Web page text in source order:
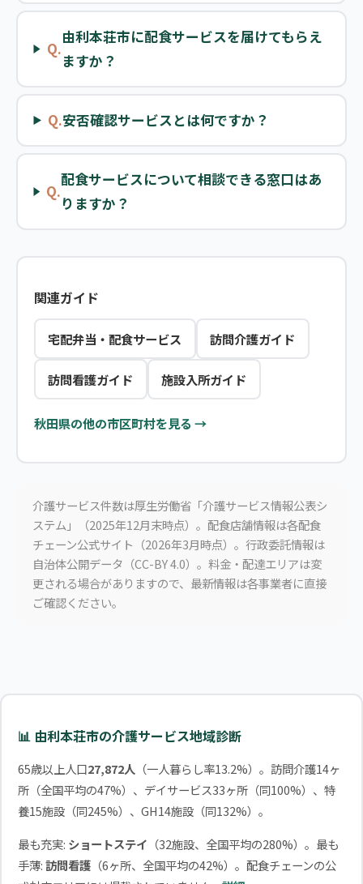
Q.
由利本荘市に配食サービスを届けてもらえ
ますか？
Q.安否確認サービスとは何ですか？
Q.
配食サービスについて相談できる窓口はあ
りますか？
関連ガイド
宅配弁当・配食サービス 訪問介護ガイド
訪問看護ガイド 施設入所ガイド
秋田県の他の市区町村を見る →
介護サービス件数は厚生労働省「介護サービス情報公表シ
ステム」（2025年12月末時点）。配食店舗情報は各配食
チェーン公式サイト（2026年3月時点）。行政委託情報は
自治体公開データ（CC-BY 4.0）。料金・配達エリアは変
更される場合がありますので、最新情報は各事業者に直接
ご確認ください。
📊 由利本荘市の介護サービス地域診断
65歳以上人口27,872人（一人暮らし率13.2%）。訪問介護14ヶ
所（全国平均の47%）、デイサービス33ヶ所（同100%）、特
養15施設（同245%）、GH14施設（同132%）。
最も充実: ショートステイ （32施設、全国平均の280%）。最も
手薄:訪問看護（6ヶ所、全国平均の42%）。配食チェーンの公